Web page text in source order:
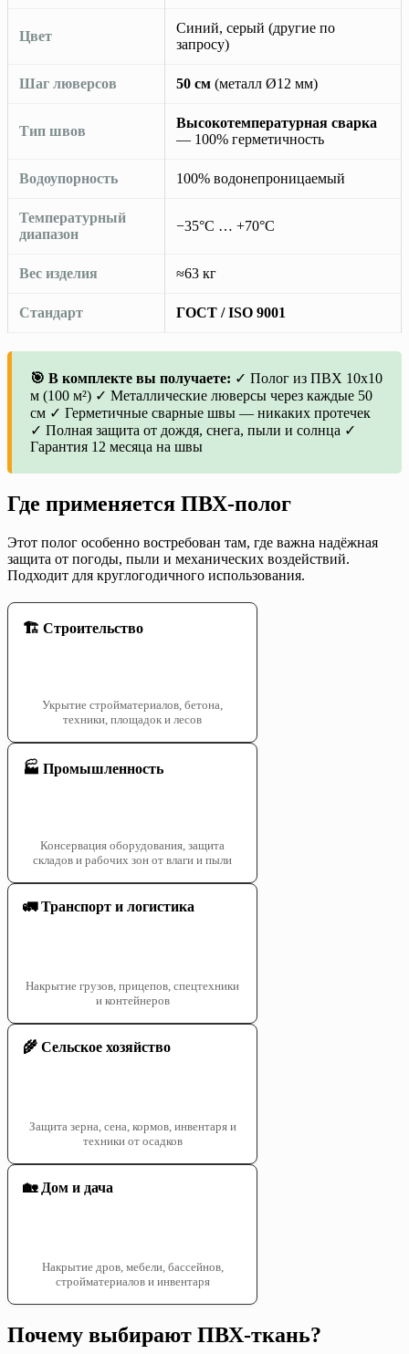
Цвет
Синий, серый (другие по
запросу)
Шаг люверсов 50 см (металл Ø12 мм)
Тип швов
Высокотемпературная сварка
— 100% герметичность
Водоупорность 100% водонепроницаемый
Температурный
диапазон
−35°C … +70°C
Вес изделия ≈63 кг
Стандарт ГОСТ / ISO 9001
🎯 В комплекте вы получаете: ✓ Полог из ПВХ 10х10
м (100 м²) ✓ Металлические люверсы через каждые 50
см ✓ Герметичные сварные швы — никаких протечек
✓ Полная защита от дождя, снега, пыли и солнца ✓
Гарантия 12 месяца на швы
Где применяется ПВХ-полог
Этот полог особенно востребован там, где важна надёжная
защита от погоды, пыли и механических воздействий.
Подходит для круглогодичного использования.
🏗️ Строительство
Укрытие стройматериалов, бетона,
техники, площадок и лесов
🏭 Промышленность
Консервация оборудования, защита
складов и рабочих зон от влаги и пыли
🚛 Транспорт и логистика
Накрытие грузов, прицепов, спецтехники
и контейнеров
🌾 Сельское хозяйство
Защита зерна, сена, кормов, инвентаря и
техники от осадков
🏡 Дом и дача
Накрытие дров, мебели, бассейнов,
стройматериалов и инвентаря
Почему выбирают ПВХ-ткань?